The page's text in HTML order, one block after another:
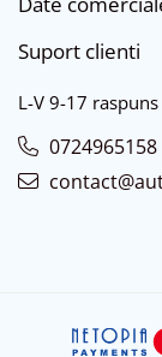
Suport clienti
L-V 9-17
0724965158